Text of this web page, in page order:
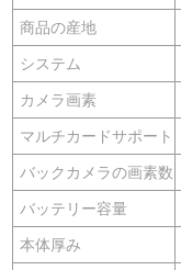
商品の産地
システム
カメラ画素
マルチカードサポート
バックカメラの画素数
バッテリー容量
本体厚み